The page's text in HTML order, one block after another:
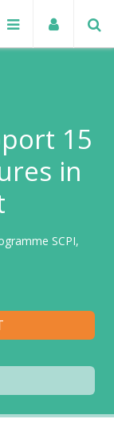
15
in
SCPI,